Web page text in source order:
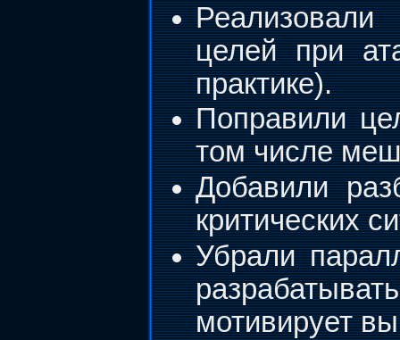
Реализовали
целей при
практике).
Поправили
том числе
Добавили
критических
Убрали
мотивирует